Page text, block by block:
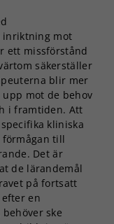
inriktning mot
ett missförstånd
säkerställer
blir mer
mot de behov
i framtiden. Att
kliniska
förmågan till
Det är
de lärandemål
på fortsatt
en
ske